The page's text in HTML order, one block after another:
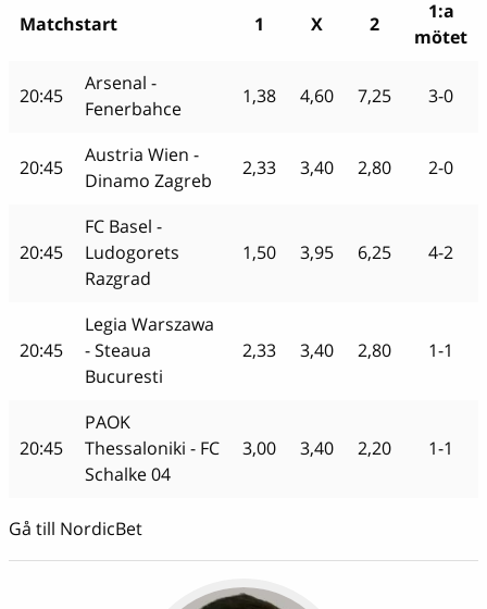
Matchstart 1 X 2
1:a
mötet
20:45
Arsenal -
Fenerbahce
1,38 4,60 7,25 3-0
20:45
Austria Wien -
Dinamo Zagreb
2,33 3,40 2,80 2-0
20:45
FC Basel -
Ludogorets
Razgrad
1,50 3,95 6,25 4-2
20:45
Legia Warszawa
- Steaua
Bucuresti
2,33 3,40 2,80 1-1
20:45
PAOK
Thessaloniki - FC
Schalke 04
3,00 3,40 2,20 1-1
Gå till NordicBet